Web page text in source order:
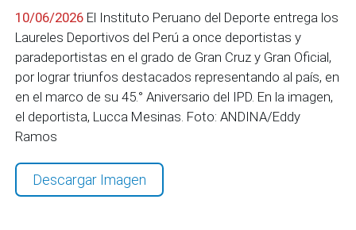
10/06/2026 El Instituto Peruano del Deporte entrega los
Laureles Deportivos del Perú a once deportistas y
paradeportistas en el grado de Gran Cruz y Gran Oficial,
por lograr triunfos destacados representando al país, en
en el marco de su 45.° Aniversario del IPD. En la imagen,
el deportista, Lucca Mesinas. Foto: ANDINA/Eddy
Ramos
Descargar Imagen